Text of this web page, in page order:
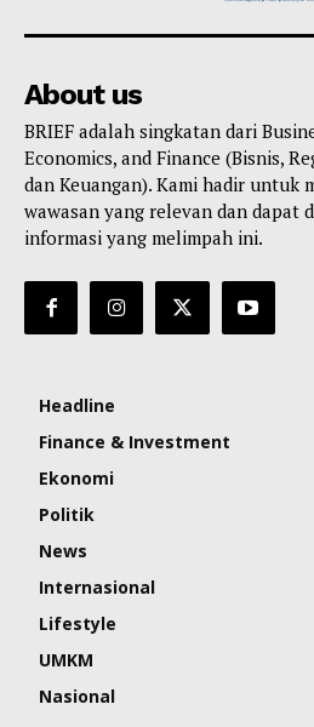
About us
BRIEF adalah singkatan dari
Economics, and Finance (Bisnis,
dan Keuangan). Kami hadir untuk
wawasan yang relevan dan dapat
informasi yang melimpah ini.
Headline
Finance & Investment
Ekonomi
Politik
News
Internasional
Lifestyle
UMKM
Nasional